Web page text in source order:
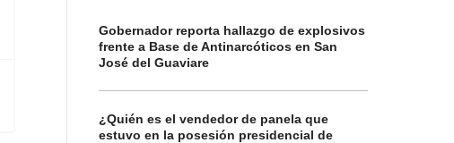
Gobernador reporta hallazgo de explosivos
frente a Base de Antinarcóticos en San
José del Guaviare
¿Quién es el vendedor de panela que
estuvo en la posesión presidencial de